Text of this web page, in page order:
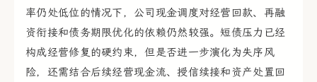
率仍处低位的情况下，公司现金调度对经营回款、再融
资衔接和债务期限优化的依赖仍然较强。短债压力已经
构成经营修复的硬约束，但是否进一步演化为失序风
险，还需结合后续经营现金流、授信续接和资产处置回